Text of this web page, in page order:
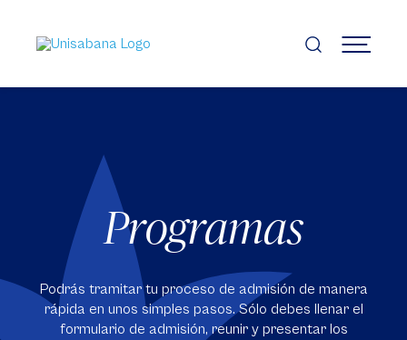
contenido
principal
MENÚ
Programas
Podrás tramitar tu proceso de admisión de manera
rápida en unos simples pasos. Sólo debes llenar el
formulario de admisión, reunir y presentar los